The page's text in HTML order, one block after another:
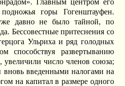
Главным центром его
горы Гогенштауфен.
давно не было тайной, по
Бессовестные притеснения со
Ульриха и ряд голодных
способствуя развертыванию
увеличили число членов союза;
введенными налогами на
на капитал в размере одного